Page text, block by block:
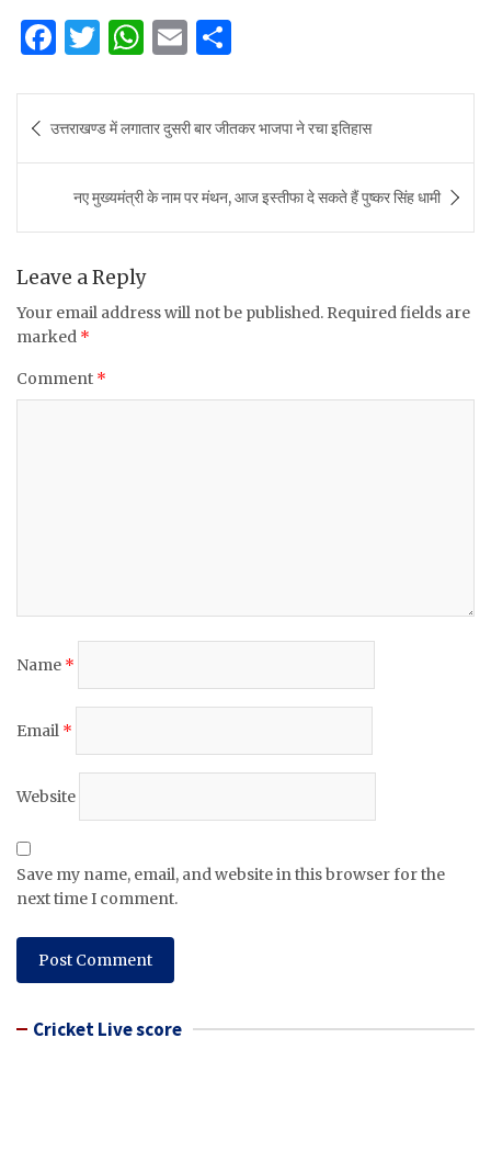
F
c
e
b
o
o
k
T
it
te
r
W
at
s
A
p
p
E
ai
l
ar
e
navigation
उत्तराखण्ड में लगातार दुसरी बार जीतकर भाजपा ने रचा इतिहास
नए मुख्यमंत्री के नाम पर मंथन, आज इस्‍तीफा दे सकते हैं पुष्‍कर सिंह धामी
Leave a Reply
Your email address will not be published. Required fields are
marked *
Comment *
Name *
Email *
Website
Save my name, email, and website in this browser for the
next time I comment.
Cricket Live score